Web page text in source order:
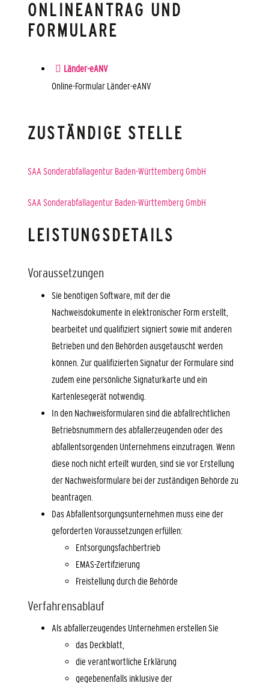
ONLINEANTRAG UND
FORMULARE
Länder-eANV
Online-Formular Länder-eANV
ZUSTÄNDIGE STELLE
SAA Sonderabfallagentur Baden-Württemberg GmbH
SAA Sonderabfallagentur Baden-Württemberg GmbH
LEISTUNGSDETAILS
Voraussetzungen
Sie benötigen Software, mit der die
Nachweisdokumente in elektronischer Form erstellt,
bearbeitet und qualifiziert signiert sowie mit anderen
Betrieben und den Behörden ausgetauscht werden
können. Zur qualifizierten Signatur der Formulare sind
zudem eine persönliche Signaturkarte und ein
Kartenlesegerät notwendig.
In den Nachweisformularen sind die abfallrechtlichen
Betriebsnummern des abfallerzeugenden oder des
abfallentsorgenden Unternehmens einzutragen. Wenn
diese noch nicht erteilt wurden, sind sie vor Erstellung
der Nachweisformulare bei der zuständigen Behörde zu
beantragen.
Das Abfallentsorgungsunternehmen muss eine der
geforderten Voraussetzungen erfüllen:
Entsorgungsfachbertrieb
EMAS-Zertifzierung
Freistellung durch die Behörde
Verfahrensablauf
Als abfallerzeugendes Unternehmen erstellen Sie
das Deckblatt,
die verantwortliche Erklärung
gegebenenfalls inklusive der